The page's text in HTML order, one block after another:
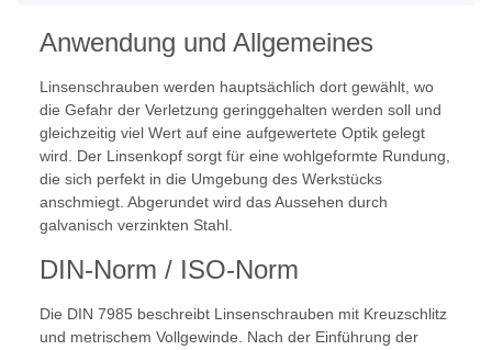
Anwendung und Allgemeines
Linsenschrauben werden hauptsächlich dort gewählt, wo
die Gefahr der Verletzung geringgehalten werden soll und
gleichzeitig viel Wert auf eine aufgewertete Optik gelegt
wird. Der Linsenkopf sorgt für eine wohlgeformte Rundung,
die sich perfekt in die Umgebung des Werkstücks
anschmiegt. Abgerundet wird das Aussehen durch
galvanisch verzinkten Stahl.
DIN-Norm / ISO-Norm
Die DIN 7985 beschreibt Linsenschrauben mit Kreuzschlitz
und metrischem Vollgewinde. Nach der Einführung der